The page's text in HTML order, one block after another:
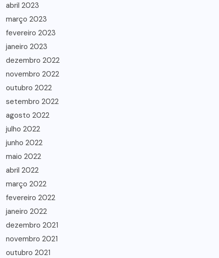
abril 2023
março 2023
fevereiro 2023
janeiro 2023
dezembro 2022
novembro 2022
outubro 2022
setembro 2022
agosto 2022
julho 2022
junho 2022
maio 2022
abril 2022
março 2022
fevereiro 2022
janeiro 2022
dezembro 2021
novembro 2021
outubro 2021